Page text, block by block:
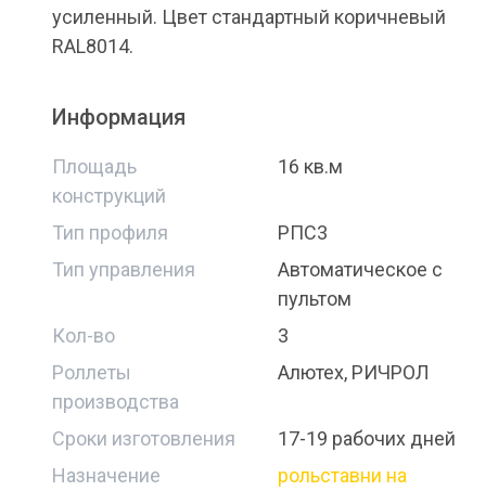
усиленный. Цвет стандартный коричневый
RAL8014.
Информация
Площадь
конструкций
16 кв.м
Тип профиля
РПС3
Тип управления
Автоматическое с
пультом
Кол-во
3
Роллеты
производства
Алютех, РИЧРОЛ
Сроки изготовления
17-19 рабочих дней
Назначение
рольставни на